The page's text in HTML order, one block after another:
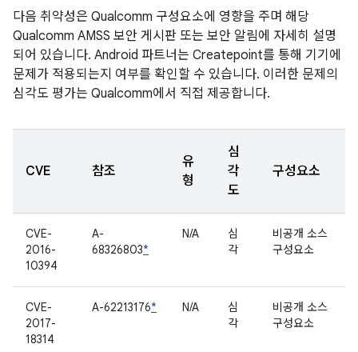
다음 취약성은 Qualcomm 구성요소에 영향을 주며 해당
Qualcomm AMSS 보안 게시판 또는 보안 알림에 자세히 설명
되어 있습니다. Android 파트너는 Createpoint를 통해 기기에
문제가 적용되는지 여부를 확인할 수 있습니다. 이러한 문제의
심각도 평가는 Qualcomm에서 직접 제공합니다.
CVE 참조
유
형
심
각
도
구성요소
CVE-
2016-
10394
A-
68326803*
N/A
심
각
비공개 소스
구성요소
CVE-
2017-
18314
A-62213176* N/A
심
각
비공개 소스
구성요소